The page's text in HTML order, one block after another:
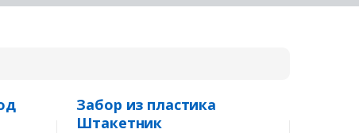
Забор из пластика
Штакетник